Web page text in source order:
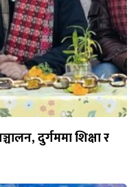
दुर्गममा शिक्षा र